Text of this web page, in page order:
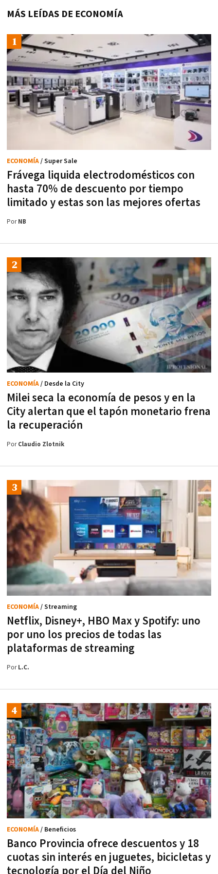
MÁS LEÍDAS DE ECONOMÍA
Frávega liquida electrodomésticos con
hasta 70% de descuento por tiempo
limitado y estas son las mejores ofertas
ECONOMÍA/ Super Sale
PorNB
Milei seca la economía de pesos y en la
City alertan que el tapón monetario frena
la recuperación
ECONOMÍA/ Desde la City
PorClaudio Zlotnik
Netflix, Disney+, HBO Max y Spotify: uno
por uno los precios de todas las
plataformas de streaming
ECONOMÍA/ Streaming
PorL.C.
Banco Provincia ofrece descuentos y 18
cuotas sin interés en juguetes, bicicletas y
ECONOMÍA/ Beneficios